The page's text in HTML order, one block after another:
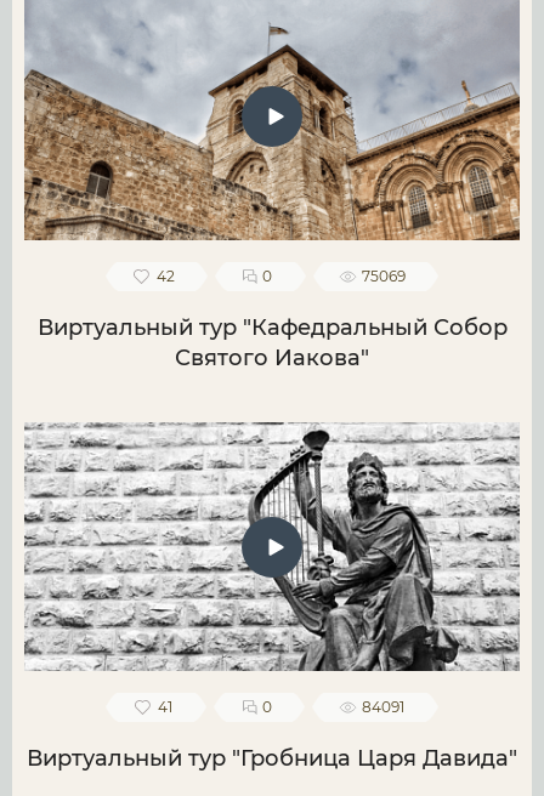
42 0 75069
Виртуальный тур "Кафедральный Собор
Святого Иакова"
41 0 84091
Виртуальный тур "Гробница Царя Давида"